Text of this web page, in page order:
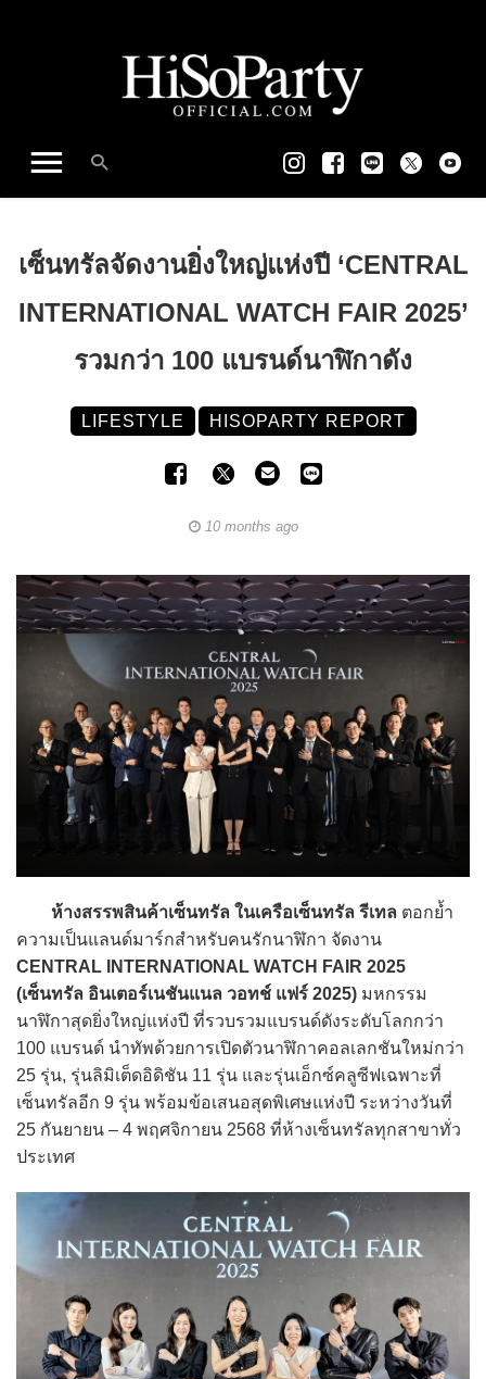
เซ็นทรัลจัดงานยิ่งใหญ่แห่งปี ‘CENTRAL
INTERNATIONAL WATCH FAIR 2025’
รวมกว่า 100 แบรนด์นาฬิกาดัง
LIFESTYLE HISOPARTY REPORT
10 months ago
ห้างสรรพสินค้าเซ็นทรัล ในเครือเซ็นทรัล รีเทล ตอกย้ำ
ความเป็นแลนด์มาร์กสำหรับคนรักนาฬิกา จัดงาน
CENTRAL INTERNATIONAL WATCH FAIR 2025
(เซ็นทรัล อินเตอร์เนชันแนล วอทช์ แฟร์ 2025) มหกรรม
นาฬิกาสุดยิ่งใหญ่แห่งปี ที่รวบรวมแบรนด์ดังระดับโลกกว่า
100 แบรนด์ นำทัพด้วยการเปิดตัวนาฬิกาคอลเลกชันใหม่กว่า
25 รุ่น, รุ่นลิมิเต็ดอิดิชัน 11 รุ่น และรุ่นเอ็กซ์คลูซีฟเฉพาะที่
เซ็นทรัลอีก 9 รุ่น พร้อมข้อเสนอสุดพิเศษแห่งปี ระหว่างวันที่
25 กันยายน – 4 พฤศจิกายน 2568 ที่ห้างเซ็นทรัลทุกสาขาทั่ว
ประเทศ